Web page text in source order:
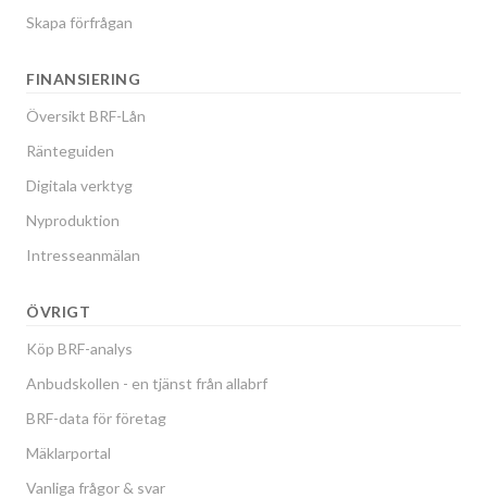
Skapa förfrågan
FINANSIERING
Översikt BRF-Lån
Ränteguiden
Digitala verktyg
Nyproduktion
Intresseanmälan
ÖVRIGT
Köp BRF-analys
Anbudskollen - en tjänst från allabrf
BRF-data för företag
Mäklarportal
Vanliga frågor & svar